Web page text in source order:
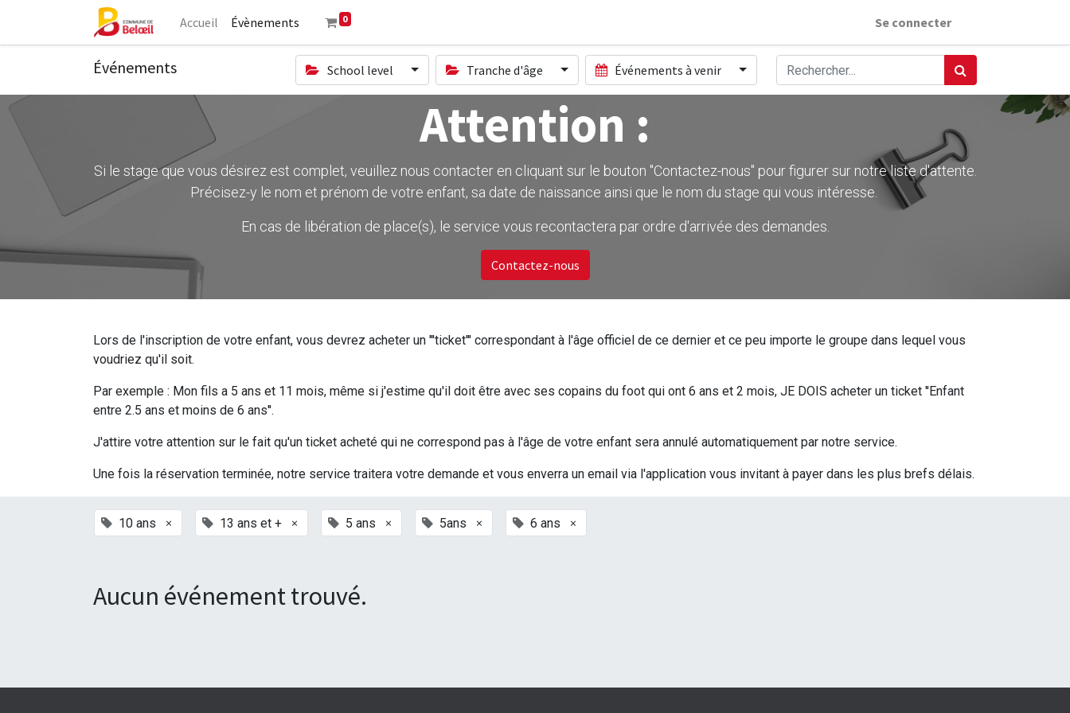
Accueil Évènements 0 Se connecter
Événements School level Tranche d'âge Événements à venir
Attention :
Si le stage que vous désirez est complet, veuillez nous contacter en cliquant sur le bouton ''Contactez-nous" pour figurer sur notre liste d'attente.
Précisez-y le nom et prénom de votre enfant, sa date de naissance ainsi que le nom du stage qui vous intéresse.
En cas de libération de place(s), le service vous recontactera par ordre d'arrivée des demandes.
Contactez-nous
Lors de l'inscription de votre enfant, vous devrez acheter un '''ticket''' correspondant à l'âge officiel de ce dernier et ce peu importe le groupe dans lequel vous
voudriez qu'il soit.
Par exemple : Mon fils a 5 ans et 11 mois, même si j'estime qu'il doit être avec ses copains du foot qui ont 6 ans et 2 mois, JE DOIS acheter un ticket ''Enfant
entre 2.5 ans et moins de 6 ans''.
J'attire votre attention sur le fait qu'un ticket acheté qui ne correspond pas à l'âge de votre enfant sera annulé automatiquement par notre service.
Une fois la réservation terminée, notre service traitera votre demande et vous enverra un email via l'application vous invitant à payer dans les plus brefs délais.
10 ans × 13 ans et + × 5 ans × 5ans × 6 ans ×
Aucun événement trouvé.